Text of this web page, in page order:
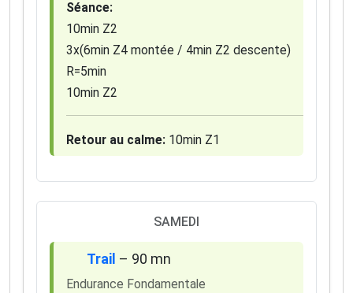
Séance:
10min Z2
3x(6min Z4 montée / 4min Z2 descente)
R=5min
10min Z2
Retour au calme: 10min Z1
SAMEDI
Trail – 90 mn
Endurance Fondamentale